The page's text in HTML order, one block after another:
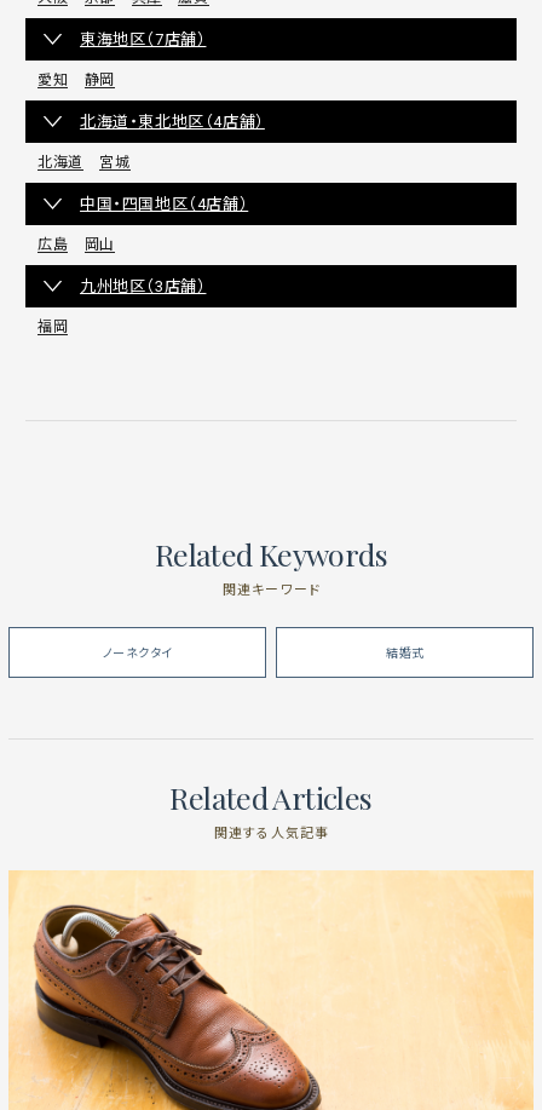
東海地区（7店舗）
愛知 静岡
北海道・東北地区（4店舗）
北海道 宮城
中国・四国地区（4店舗）
広島 岡山
九州地区（3店舗）
福岡
Related Keywords
関連キーワード
ノーネクタイ 結婚式
Related Articles
関連する人気記事